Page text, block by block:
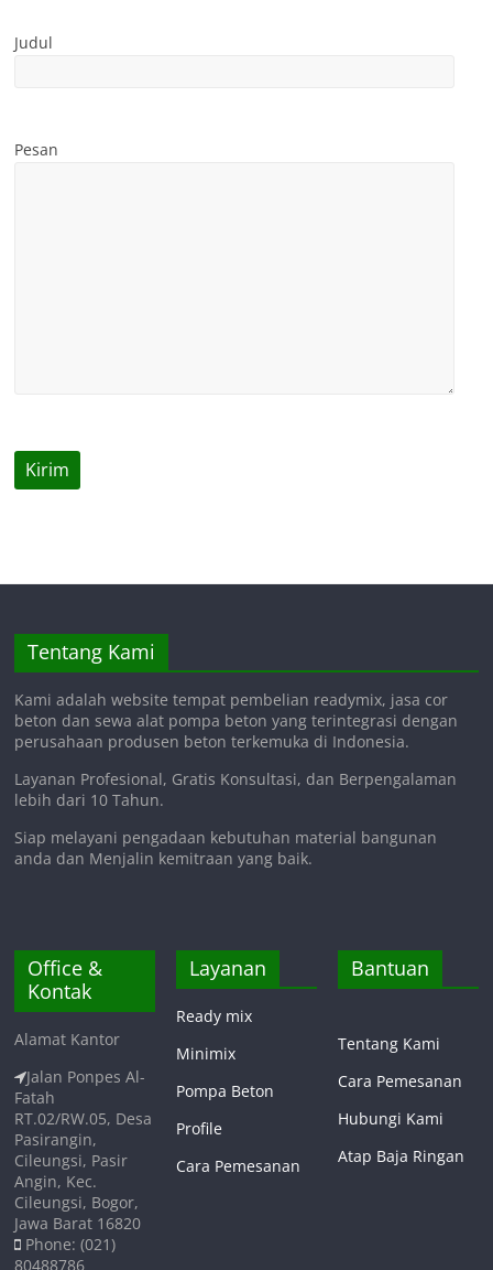
Judul
Pesan
Tentang Kami
Kami adalah website tempat pembelian readymix, jasa cor
beton dan sewa alat pompa beton yang terintegrasi dengan
perusahaan produsen beton terkemuka di Indonesia.
Layanan Profesional, Gratis Konsultasi, dan Berpengalaman
lebih dari 10 Tahun.
Siap melayani pengadaan kebutuhan material bangunan
anda dan Menjalin kemitraan yang baik.
Office &
Kontak
Alamat Kantor
Jalan Ponpes Al-
Fatah
RT.02/RW.05, Desa
Pasirangin,
Cileungsi, Pasir
Angin, Kec.
Cileungsi, Bogor,
Jawa Barat 16820
Phone: (021)
80488786
Layanan
Ready mix
Minimix
Pompa Beton
Profile
Cara Pemesanan
Bantuan
Tentang Kami
Cara Pemesanan
Hubungi Kami
Atap Baja Ringan